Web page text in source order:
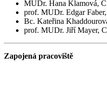
MUDr. Hana Klamová,
prof. MUDr. Edgar
Bc. Kateřina
prof. MUDr. Jiří Mayer,
Zapojená pracoviště